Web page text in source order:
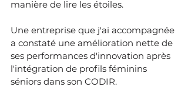
manière de lire les étoiles.
Une entreprise que j'ai accompagnée
a constaté une amélioration nette de
ses performances d'innovation après
l'intégration de profils féminins
séniors dans son CODIR.